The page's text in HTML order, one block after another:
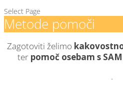
Select Page
Metode pomoči
Zagotoviti želimo
ter pomoč osebam s SAM
.